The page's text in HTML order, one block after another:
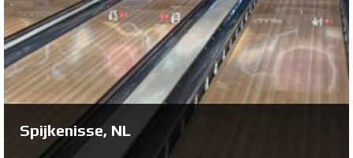
Dettelbach, DE
Se projekt ...
Spijkenisse, NL